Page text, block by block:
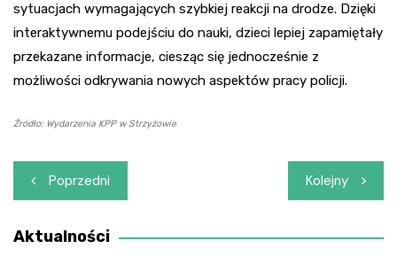
sytuacjach wymagających szybkiej reakcji na drodze. Dzięki
interaktywnemu podejściu do nauki, dzieci lepiej zapamiętały
przekazane informacje, ciesząc się jednocześnie z
możliwości odkrywania nowych aspektów pracy policji.
Źródło: Wydarzenia KPP w Strzyżowie
Nawigacja
wpisu
Poprzedni Kolejny
Aktualności